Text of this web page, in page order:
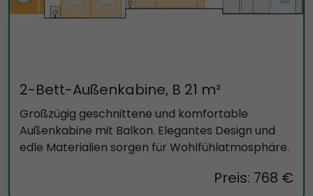
2-Bett-Außenkabine, B 21 m²
Großzügig geschnittene und komfortable
Außenkabine mit Balkon. Elegantes Design und
edle Materialien sorgen für Wohlfühlatmosphäre.
Preis: 768 €